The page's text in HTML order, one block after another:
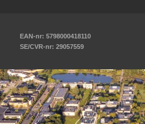
EAN-nr: 5798000418110
SE/CVR-nr: 29057559